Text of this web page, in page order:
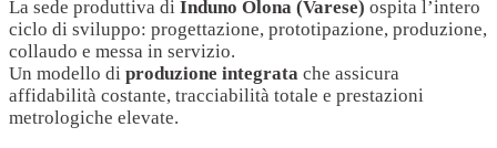
La sede produttiva di Induno Olona (Varese) ospita l’intero
ciclo di sviluppo: progettazione, prototipazione, produzione,
collaudo e messa in servizio.
Un modello di produzione integrata che assicura
affidabilità costante, tracciabilità totale e prestazioni
metrologiche elevate.